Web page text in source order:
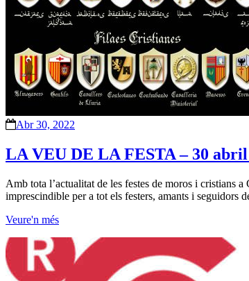
Abr 30, 2022
LA VEU DE LA FESTA – 30 abril
Amb tota l’actualitat de les festes de moros i cristians
imprescindible per a tot els festers, amants i seguidors
Veure'n més